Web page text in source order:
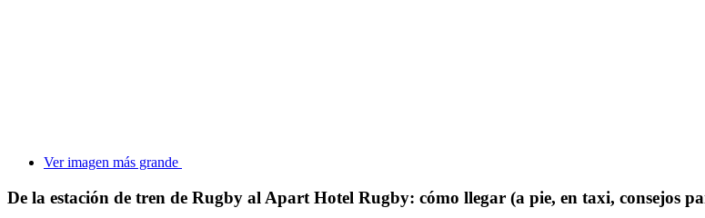
Ver imagen más grande
De la estación de tren de Rugby al Apart Hotel Rugby: cómo llegar (a pie, en taxi, consejos